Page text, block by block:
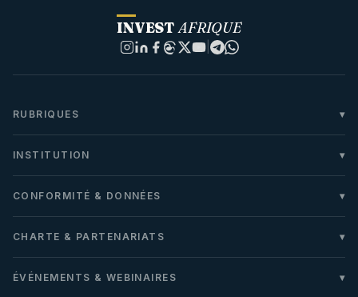
INVEST AFRIQUE
|
RUBRIQUES
INSTITUTION
CONFORMITÉ & DONNÉES
CHARTE & PARTENARIATS
ÉVÉNEMENTS & WEBINAIRES